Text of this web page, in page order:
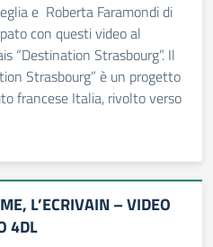
e Roberta Faramondi di
con questi video al
“Destination Strasbourg”. Il
Strasbourg” è un progetto
francese Italia, rivolto verso
L’ECRIVAIN – VIDEO
4DL